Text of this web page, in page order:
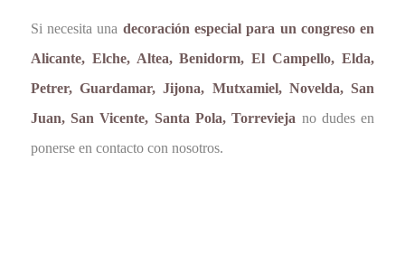
Si necesita una decoración especial para un congreso en
Alicante, Elche, Altea, Benidorm, El Campello, Elda,
Petrer, Guardamar, Jijona, Mutxamiel, Novelda, San
Juan, San Vicente, Santa Pola, Torrevieja no dudes en
ponerse en contacto con nosotros.